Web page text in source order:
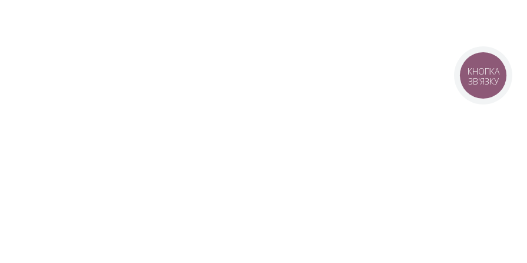
КНОПКА
ЗВ'ЯЗКУ